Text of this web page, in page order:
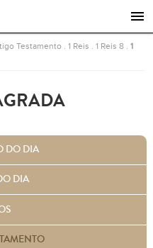
Testamento .1 Reis .1 Reis 8 .1
DO DIA
DIA